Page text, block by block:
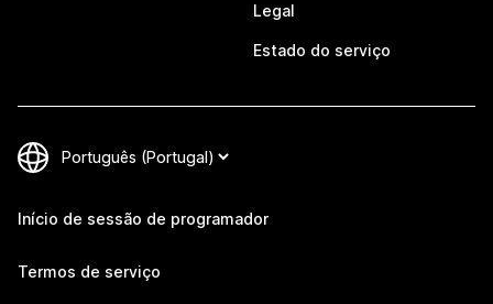
Legal
Estado do serviço
Início de sessão de programador
Termos de serviço